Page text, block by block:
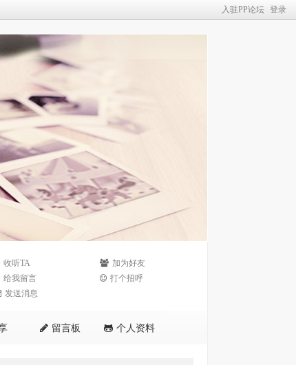
入驻PP论坛 登录
收听TA
加为好友
给我留言
打个招呼
发送消息
留言板 个人资料